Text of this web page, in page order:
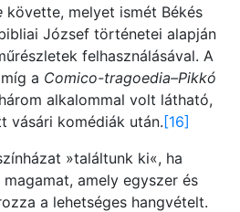
követte, melyet ismét Békés
József történetei alapján
felhasználásával. A
a Comico-tragoedia–Pikkó
alkalommal volt látható,
vásári komédiák után.[16]
»találtunk ki«, ha
amely egyszer és
a lehetséges hangvételt.